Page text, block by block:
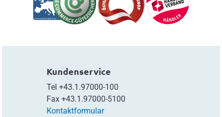
Kundenservice
Tel +43.1.97000-100
Fax +43.1.97000-5100
Kontaktformular